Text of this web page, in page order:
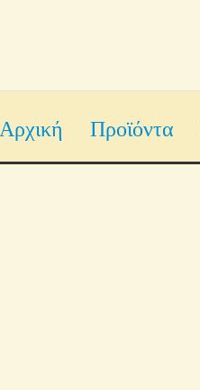
Αρχική Προϊόντα